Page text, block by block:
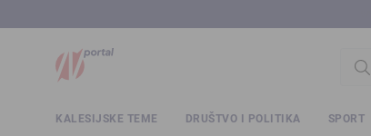
KALESIJSKE TEME DRUŠTVO I POLITIKA SPORT